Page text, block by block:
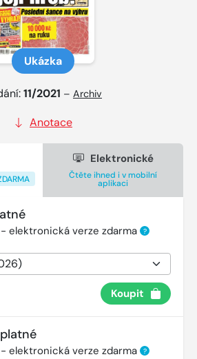
Ukázka
11/2021 – Archiv
Anotace
Elektronické
Čtěte ihned i v mobilní
aplikaci
elektronická verze zdarma ?
Koupit
elektronická verze zdarma ?